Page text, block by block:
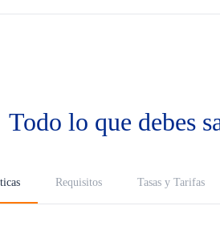
Todo lo que debes
Requisitos Tasas y Tarifas